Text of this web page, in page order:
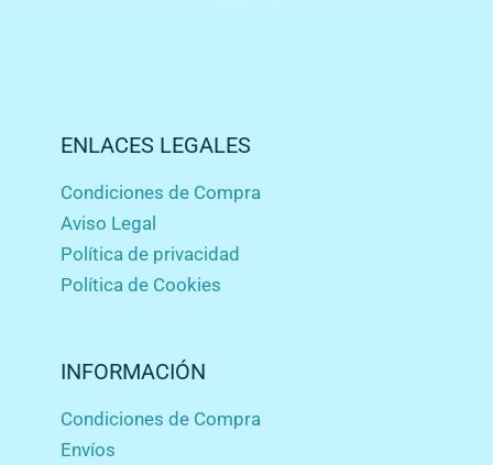
ENLACES LEGALES
Condiciones de Compra
Aviso Legal
Política de privacidad
Política de Cookies
INFORMACIÓN
Condiciones de Compra
Envíos